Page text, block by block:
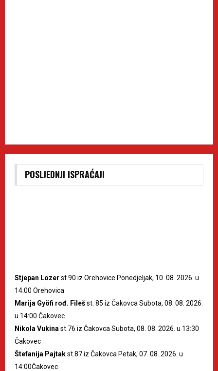
POSLJEDNJI ISPRAĆAJI
Stjepan Lozer st.90 iz Orehovice Ponedjeljak, 10. 08. 2026. u
14:00 Orehovica
Marija Gyöfi rođ. Filešst. 85 iz Čakovca Subota, 08. 08. 2026.
u 14:00 Čakovec
Nikola Vukina st.76 iz Čakovca Subota, 08. 08. 2026. u 13:30
Čakovec
Štefanija Pajtakst.87 iz Čakovca Petak, 07. 08. 2026. u
14:00Čakovec